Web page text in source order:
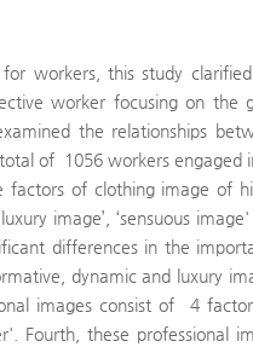
workers, this study
worker focusing on the
the relationships
of 1056 workers engaged
factors of clothing image of
image’, ‘sensuous
differences in the
dynamic and luxury
images consist of 4
Fourth, these professional